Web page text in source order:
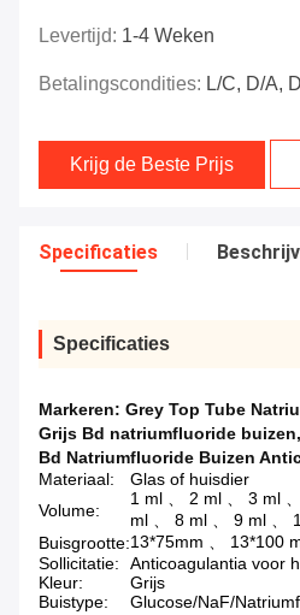
Levertijd: 1-4 Weken
Betalingscondities: L/C, D/A,
Krijg de Beste Prijs
Specificaties
Specificaties
Markeren: Grey Top Tube
Grijs Bd natriumfluoride buizen,
Bd Natriumfluoride Buizen
Materiaal:
Glas of huisdier
Volume:
1 ml 、 2 ml 、 3 ml
ml 、 8 ml 、 9 ml 、
Buisgrootte:13*75mm 、 13*100
Sollicitatie:
Anticoagulantia voor
Kleur:
Grijs
Buistype:
Glucose/NaF/